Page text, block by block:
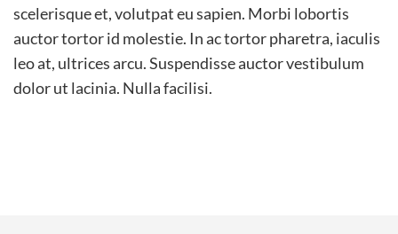
scelerisque et, volutpat eu sapien. Morbi lobortis
auctor tortor id molestie. In ac tortor pharetra, iaculis
leo at, ultrices arcu. Suspendisse auctor vestibulum
dolor ut lacinia. Nulla facilisi.